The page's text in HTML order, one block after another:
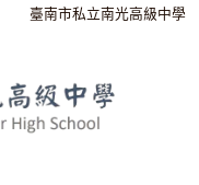
臺南市私立南光高級中學